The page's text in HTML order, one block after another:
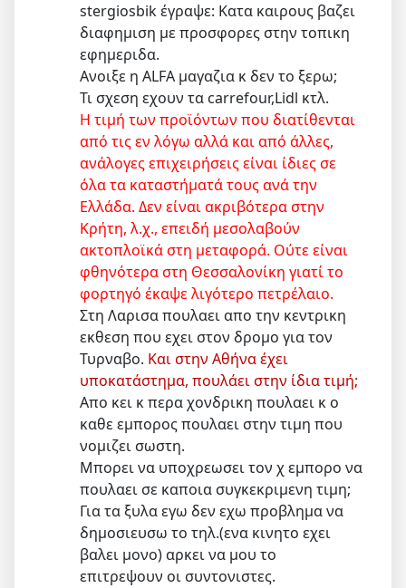
stergiosbik έγραψε: Κατα καιρους βαζει
διαφημιση με προσφορες στην τοπικη
εφημεριδα.
Aνοιξε η ΑLFA μαγαζια κ δεν το ξερω;
Τι σχεση εχουν τα carrefour,Lidl κτλ.
Η τιμή των προϊόντων που διατίθενται
από τις εν λόγω αλλά και από άλλες,
ανάλογες επιχειρήσεις είναι ίδιες σε
όλα τα καταστήματά τους ανά την
Ελλάδα. Δεν είναι ακριβότερα στην
Κρήτη, λ.χ., επειδή μεσολαβούν
ακτοπλοϊκά στη μεταφορά. Ούτε είναι
φθηνότερα στη Θεσσαλονίκη γιατί το
φορτηγό έκαψε λιγότερο πετρέλαιο.
Στη Λαρισα πουλαει απο την κεντρικη
εκθεση που εχει στον δρομο για τον
Τυρναβο. Και στην Αθήνα έχει
υποκατάστημα, πουλάει στην ίδια τιμή;
Απο κει κ περα χονδρικη πουλαει κ ο
καθε εμπορος πουλαει στην τιμη που
νομιζει σωστη.
Μπορει να υποχρεωσει τον χ εμπορο να
πουλαει σε καποια συγκεκριμενη τιμη;
Για τα ξυλα εγω δεν εχω προβλημα να
δημοσιευσω το τηλ.(ενα κινητο εχει
βαλει μονο) αρκει να μου το
επιτρεψουν οι συντονιστες.